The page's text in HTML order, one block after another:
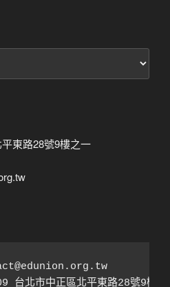
東路28號9樓之一
台北市中正區北平東路28號9樓之